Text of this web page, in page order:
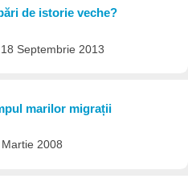
de istorie veche?
Septembrie 2013
marilor migrații
2008